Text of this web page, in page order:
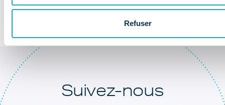
Refuser
Suivez-nous